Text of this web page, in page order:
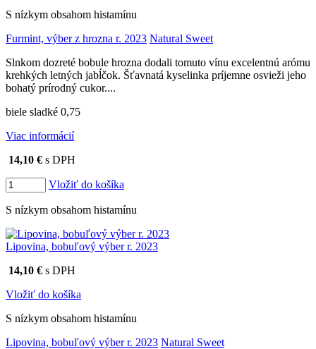
S nízkym obsahom histamínu
Furmint, výber z hrozna r. 2023 Natural Sweet
Slnkom dozreté bobule hrozna dodali tomuto vínu excelentnú arómu
krehkých letných jabĺčok. Šťavnatá kyselinka príjemne osvieži jeho
bohatý prírodný cukor....
biele sladké 0,75
Viac informácií
14,10 € s DPH
Vložiť do košíka
S nízkym obsahom histamínu
Lipovina, bobuľový výber r. 2023
14,10 € s DPH
Vložiť do košíka
S nízkym obsahom histamínu
Lipovina, bobuľový výber r. 2023 Natural Sweet